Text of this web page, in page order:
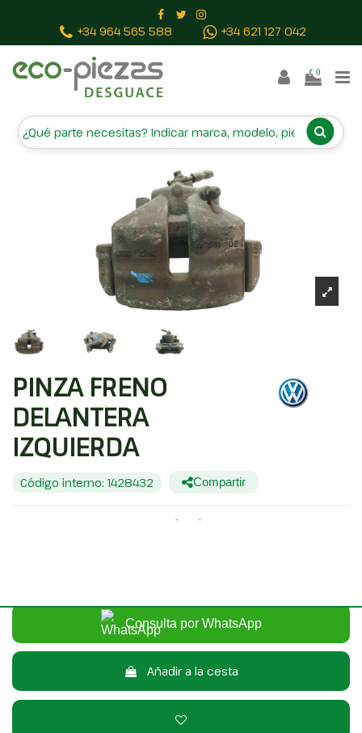
+34 964 565 588 +34 621 127 042
0
PINZA FRENO DELANTERA
IZQUIERDA
PINZA FRENO
DELANTERA
IZQUIERDA
Código interno: 1428432 Compartir
VOLKSWAGEN PASSAT BERLINA (3C2) TRENDLINE
Consulta por WhatsApp
Añadir a la cesta